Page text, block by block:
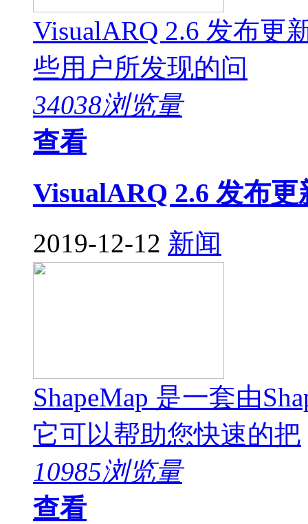
VisualARQ 2.6 发布更
些用户所发现的问
34038浏览量
查看
VisualARQ 2.6 发布更
2019-12-12 新闻
ShapeMap 是一套由
它可以帮助您快速的把
10985浏览量
查看